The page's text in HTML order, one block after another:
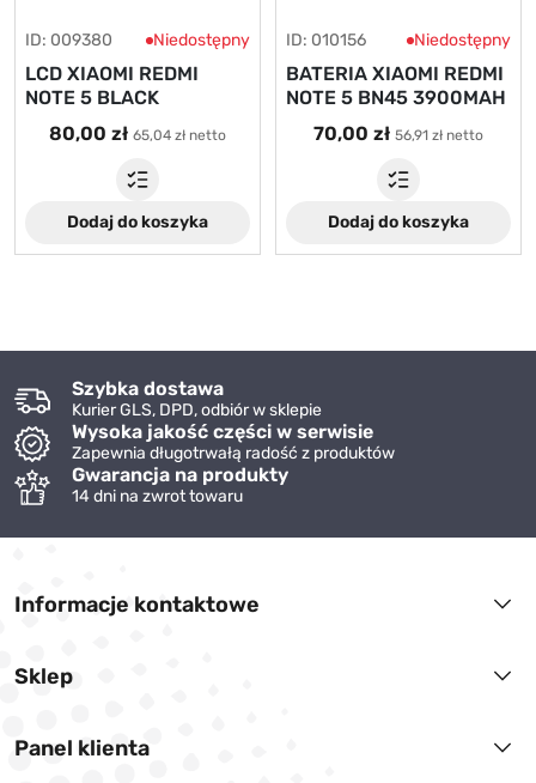
ID: 009380 Niedostępny
LCD XIAOMI REDMI
NOTE 5 BLACK
80,00 zł 65,04 zł netto
Dodaj do koszyka
ID: 010156 Niedostępny
BATERIA XIAOMI REDMI
NOTE 5 BN45 3900MAH
70,00 zł 56,91 zł netto
Dodaj do koszyka
Szybka dostawa
Kurier GLS, DPD, odbiór w sklepie
Wysoka jakość części w serwisie
Zapewnia długotrwałą radość z produktów
Gwarancja na produkty
14 dni na zwrot towaru
Informacje kontaktowe
Sklep
Panel klienta